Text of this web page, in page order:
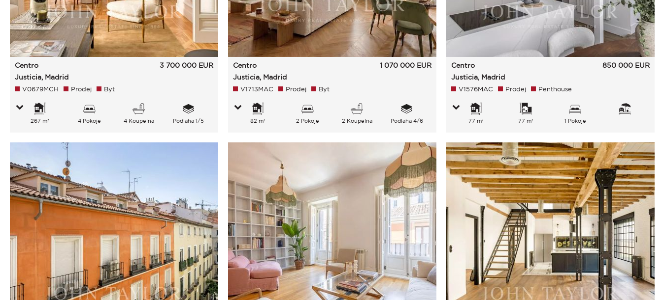
Centro
Justicia, Madrid
3 700 000 EUR
V0679MCH Prodej Byt
267 m² 4 Pokoje 4 Koupelna Podlaha 1/5
Centro
Justicia, Madrid
1 070 000 EUR
V1713MAC Prodej Byt
82 m² 2 Pokoje 2 Koupelna Podlaha 4/6
Centro
Justicia, Madrid
850 000 EUR
V1576MAC Prodej Penthouse
77 m² 77 m² 1 Pokoje